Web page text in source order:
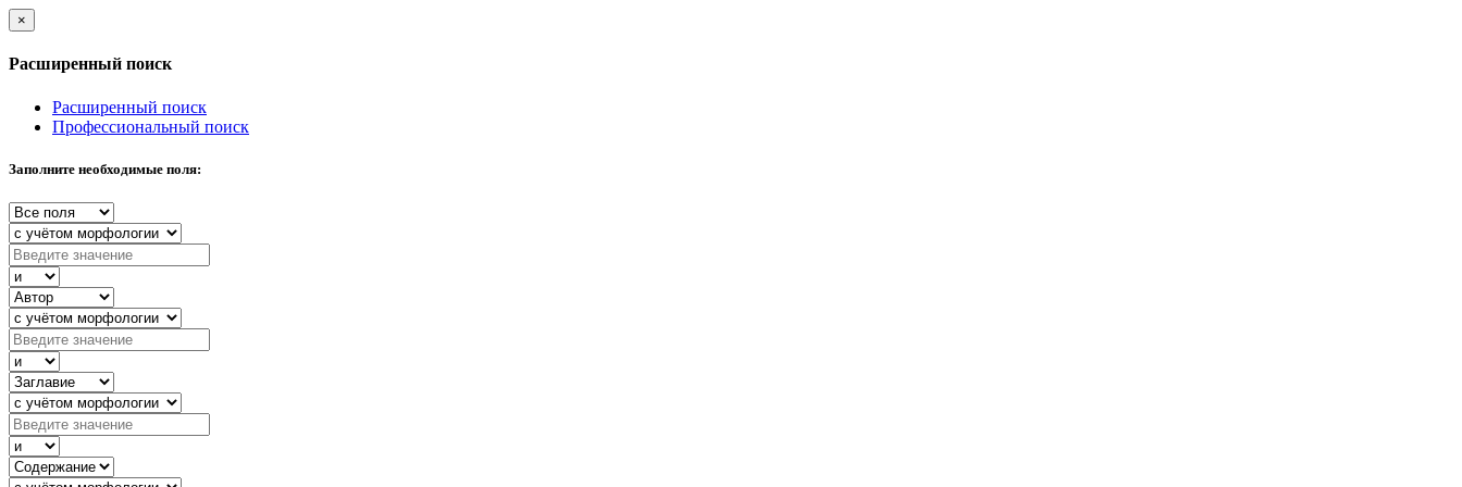
×
Расширенный поиск
Расширенный поиск
Профессиональный поиск
Заполните необходимые поля: